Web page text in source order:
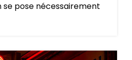
pose nécessairement